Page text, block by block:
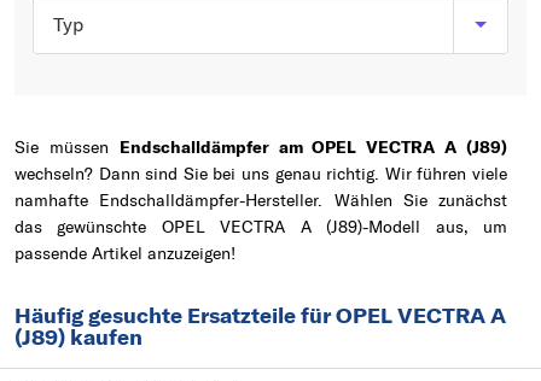
Typ
Sie müssen Endschalldämpfer am OPEL VECTRA A (J89)
wechseln? Dann sind Sie bei uns genau richtig. Wir führen viele
namhafte Endschalldämpfer-Hersteller. Wählen Sie zunächst
das gewünschte OPEL VECTRA A (J89)-Modell aus, um
passende Artikel anzuzeigen!
Häufig gesuchte Ersatzteile für OPEL VECTRA A
(J89) kaufen